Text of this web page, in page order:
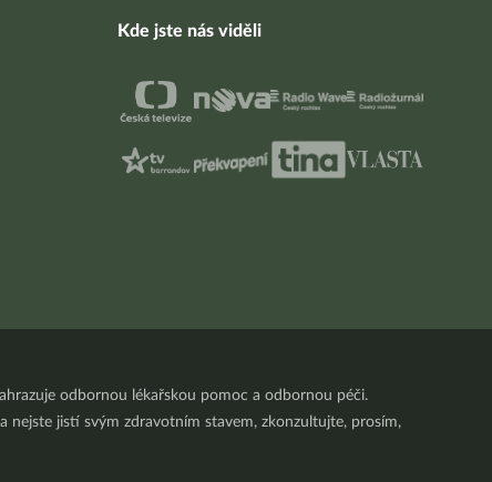
Kde jste nás viděli
odbornou lékařskou pomoc a odbornou péči.
nejste jistí svým zdravotním stavem, zkonzultujte, prosím,